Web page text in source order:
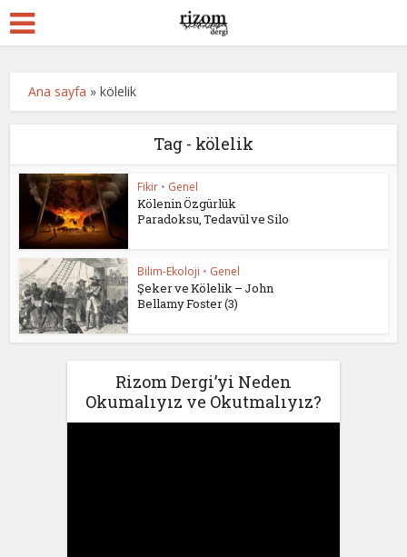
Ana sayfa »kölelik
Tag - kölelik
Fikir • Genel
Kölenin Özgürlük
Paradoksu, Tedavül ve Silo
Bilim-Ekoloji • Genel
Şeker ve Kölelik – John
Bellamy Foster (3)
Rizom Dergi’yi Neden
Okumalıyız ve Okutmalıyız?